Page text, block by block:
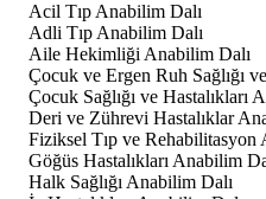
Acil Tıp Anabilim Dalı
Adli Tıp Anabilim Dalı
Aile Hekimliği Anabilim Dalı
Çocuk ve Ergen Ruh Sağlığı
Çocuk Sağlığı ve Hastalıkları
Deri ve Zührevi Hastalıklar
Fiziksel Tıp ve Rehabilitasyon
Göğüs Hastalıkları Anabilim
Halk Sağlığı Anabilim Dalı